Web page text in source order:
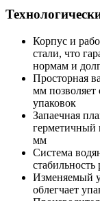
Корпус и
стали, что
нормам и
Просторная
мм позволяет
упаковок
Запаечная
мм
Система
Изменяемый
облегчает